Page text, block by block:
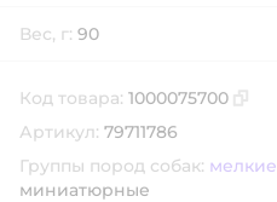
Вес, г: 90
Код товара: 1000075700
Артикул: 79711786
Группы пород собак: мелкие
миниатюрные